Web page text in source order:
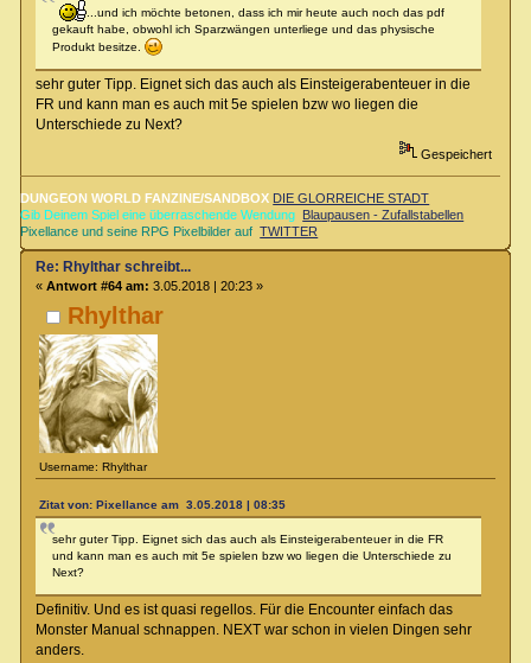
...und ich möchte betonen, dass ich mir heute auch noch das pdf
gekauft habe, obwohl ich Sparzwängen unterliege und das physische
Produkt besitze.
sehr guter Tipp. Eignet sich das auch als Einsteigerabenteuer in die
FR und kann man es auch mit 5e spielen bzw wo liegen die
Unterschiede zu Next?
Gespeichert
DUNGEON WORLD FANZINE/SANDBOX DIE GLORREICHE STADT
Gib Deinem Spiel eine überraschende Wendung Blaupausen - Zufallstabellen
Pixellance und seine RPG Pixelbilder aufTWITTER
Rhylthar
Username: Rhylthar
Re: Rhylthar schreibt...
« Antwort #64 am: 3.05.2018 | 20:23 »
Zitat von: Pixellance am 3.05.2018 | 08:35
sehr guter Tipp. Eignet sich das auch als Einsteigerabenteuer in die FR
und kann man es auch mit 5e spielen bzw wo liegen die Unterschiede zu
Next?
Definitiv. Und es ist quasi regellos. Für die Encounter einfach das
Monster Manual schnappen. NEXT war schon in vielen Dingen sehr
anders.